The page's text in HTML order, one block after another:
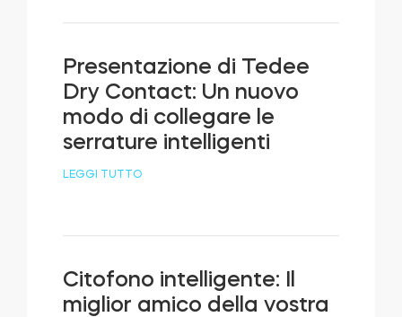
Presentazione di Tedee
Dry Contact: Un nuovo
modo di collegare le
serrature intelligenti
LEGGI TUTTO
Citofono intelligente: Il
miglior amico della vostra